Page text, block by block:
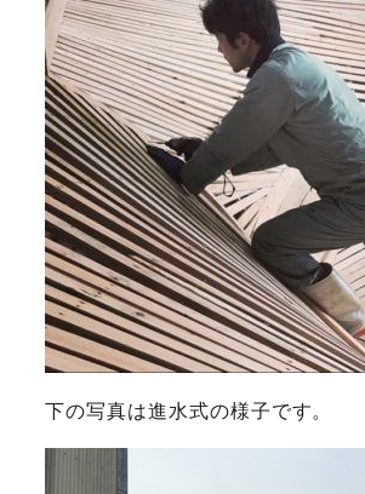
下の写真は進水式の様子です。